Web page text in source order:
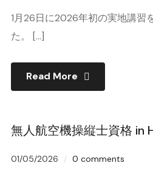
1月26日に2026年初の実地講習
た。 […]
Read More
無人航空機操縦士資格 in
01/05/2026 0 comments